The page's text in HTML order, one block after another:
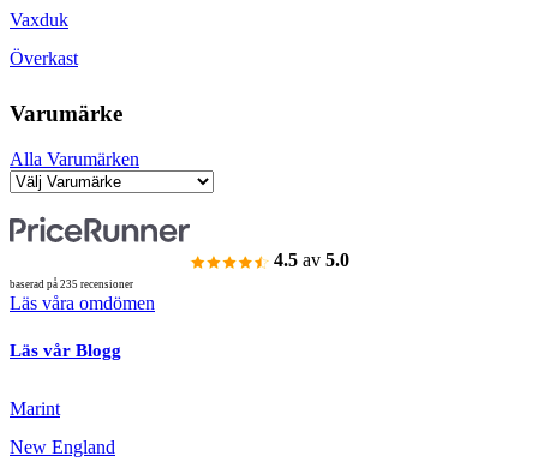
Vaxduk
Överkast
Varumärke
Alla Varumärken
4.5 av 5.0
baserad på 235 recensioner
Läs våra omdömen
Läs vår Blogg
Marint
New England